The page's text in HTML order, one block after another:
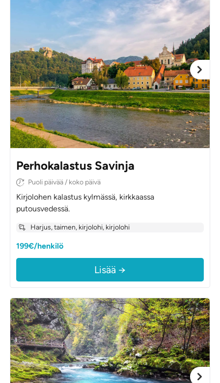
Perhokalastus Savinja
Puoli päivää / koko päivä
Kirjolohen kalastus kylmässä, kirkkaassa
putousvedessä.
Harjus, taimen, kirjolohi, kirjolohi
199€/henkilö
Lisää →